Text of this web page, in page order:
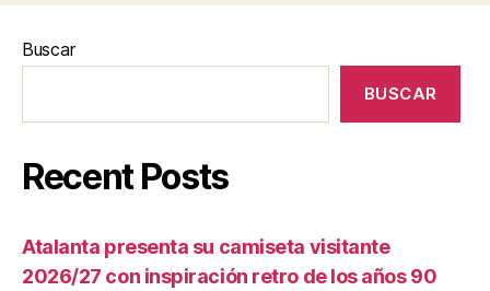
Buscar
BUSCAR
Recent Posts
Atalanta presenta su camiseta visitante
2026/27 con inspiración retro de los años 90